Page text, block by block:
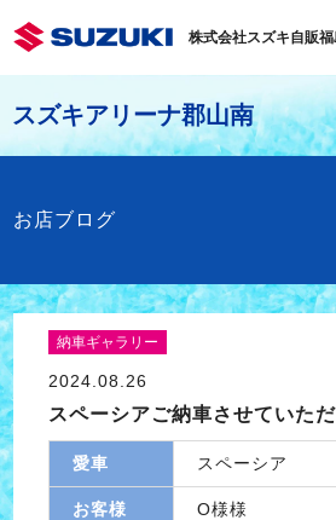
株式会社スズキ自販福
スズキアリーナ郡山南
お店ブログ
納車ギャラリー
2024.08.26
スペーシアご納車させていた
愛車 スペーシア
お客様 O様様